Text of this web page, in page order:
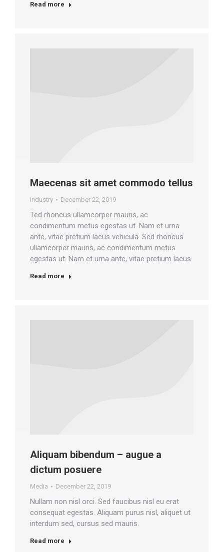
Read more
Maecenas sit amet commodo tellus
Industry December 22, 2019
Ted rhoncus ullamcorper mauris, ac
condimentum metus egestas ut. Nam et urna
ante, vitae pretium lacus vehicula. Sed rhoncus
ullamcorper mauris, ac condimentum metus
egestas ut. Nam et urna ante, vitae pretium lacus.
Read more
Aliquam bibendum – augue a
dictum posuere
Media December 22, 2019
Nullam non nisl orci. Sed faucibus nisl eu erat
consequat egestas. Aliquam purus nisl, aliquet ut
interdum sed, cursus sed mauris.
Read more